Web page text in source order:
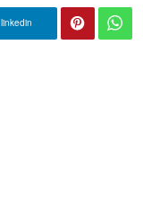
linkedin